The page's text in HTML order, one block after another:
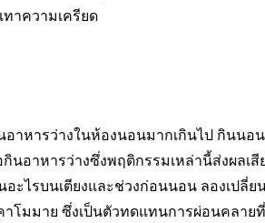
ทาความเครียด
าหารว่างในห้องนอนมากเกินไป กินนอ
นอาหารว่างซึ่งพฤติกรรมเหล่านี้ส่งผลเ
ะไรบนเตียงและช่วงก่อนนอน ลองเปลี่
โมมาย ซึ่งเป็นตัวทดแทนการผ่อนคลาย